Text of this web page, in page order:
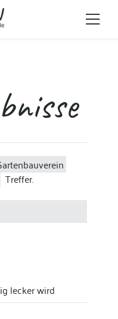
Treffer.
lecker wird